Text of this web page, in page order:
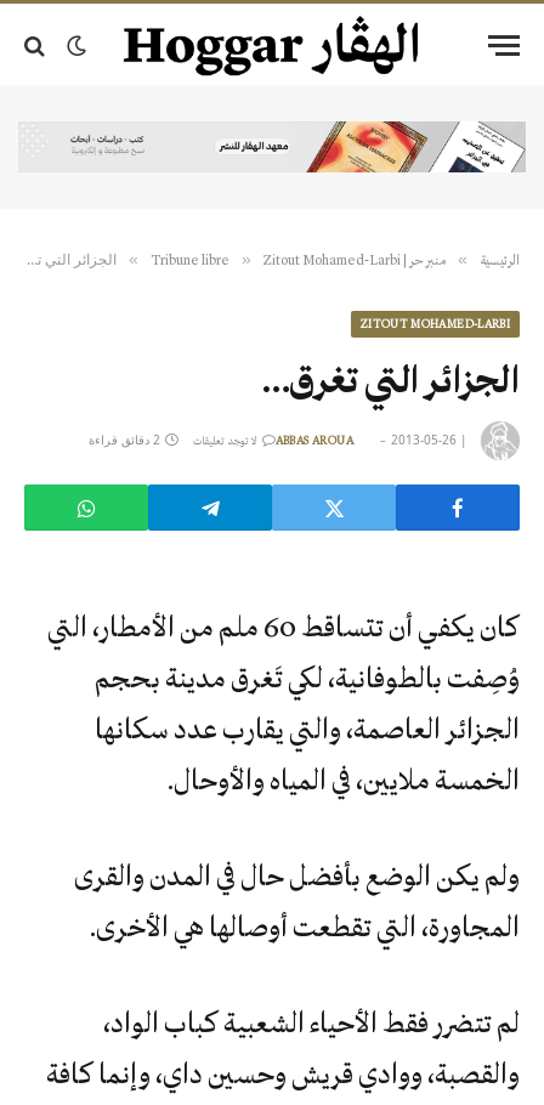
الرئيسية » منبر حر | Tribune libre » Zitout Mohamed-Larbi
» الجزائر التي تغرق…
ZITOUT MOHAMED-LARBI
الجزائر التي تغرق…
|
ABBAS AROUA 2013-05-26 لا توجد تعليقات 2 دقائق قراءة
كان يكفي أن تتساقط 60 ملم من الأمطار، التي
وُصِفت بالطوفانية، لكي تَغرق مدينة بحجم
الجزائر العاصمة، والتي يقارب عدد سكانها
الخمسة ملايين، في المياه والأوحال.
ولم يكن الوضع بأفضل حال في المدن والقرى
المجاورة، التي تقطعت أوصالها هي الأخرى.
لم تتضرر فقط الأحياء الشعبية كباب الواد،
والقصبة، ووادي قريش وحسين داي، وإنما كافة